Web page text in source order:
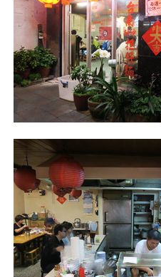
日記簿
餐桌週記
享樂隨手拍
影音區
創意出版服務
歷史區
關於Yilan
個人著作